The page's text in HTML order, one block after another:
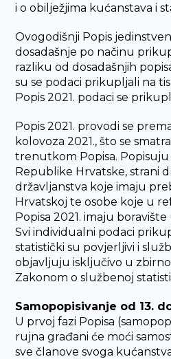
i o obilježjima kućanstava i
Ovogodišnji Popis
dosadašnje po načinu
razliku od dosadašnjih
su se podaci prikupljali na
Popis 2021. podaci se
Popis 2021. provodi se
kolovoza 2021., što se
trenutkom Popisa. Popisuju
Republike Hrvatske, strani
državljanstva koje imaju
Hrvatskoj te osobe koje u
Popisa 2021. imaju
Svi individualni podaci
statistički su povjerljivi i
objavljuju isključivo u
Zakonom o službenoj
Samopopisivanje od 13.
U prvoj fazi Popisa
rujna građani će moći
sve članove svoga